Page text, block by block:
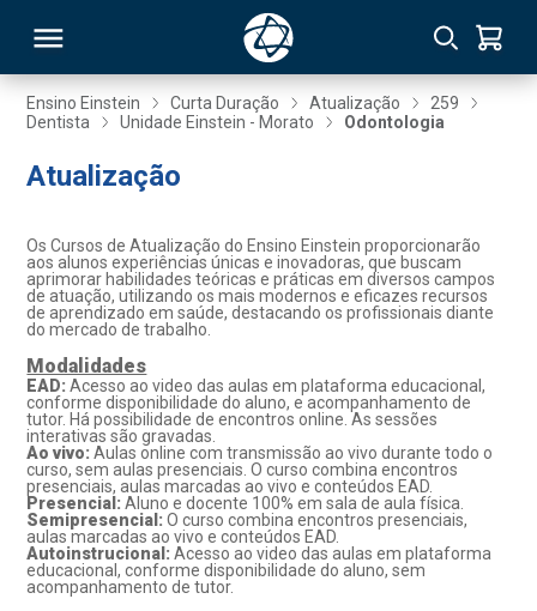
Ensino Einstein Curta Duração Atualização
259
Dentista
Unidade Einstein - Morato Odontologia
Atualização
Os Cursos de Atualização do Ensino Einstein proporcionarão
aos alunos experiências únicas e inovadoras, que buscam
aprimorar habilidades teóricas e práticas em diversos campos
de atuação, utilizando os mais modernos e eficazes recursos
de aprendizado em saúde, destacando os profissionais diante
do mercado de trabalho.
Modalidades
EAD:Acesso ao video das aulas em plataforma educacional,
conforme disponibilidade do aluno, e acompanhamento de
tutor. Há possibilidade de encontros online. As sessões
interativas são gravadas.
Ao vivo: Aulas online com transmissão ao vivo durante todo o
curso, sem aulas presenciais. O curso combina encontros
presenciais, aulas marcadas ao vivo e conteúdos EAD.
Presencial:Aluno e docente 100% em sala de aula física.
Semipresencial:O curso combina encontros presenciais,
aulas marcadas ao vivo e conteúdos EAD.
Autoinstrucional:Acesso ao video das aulas em plataforma
educacional, conforme disponibilidade do aluno, sem
acompanhamento de tutor.